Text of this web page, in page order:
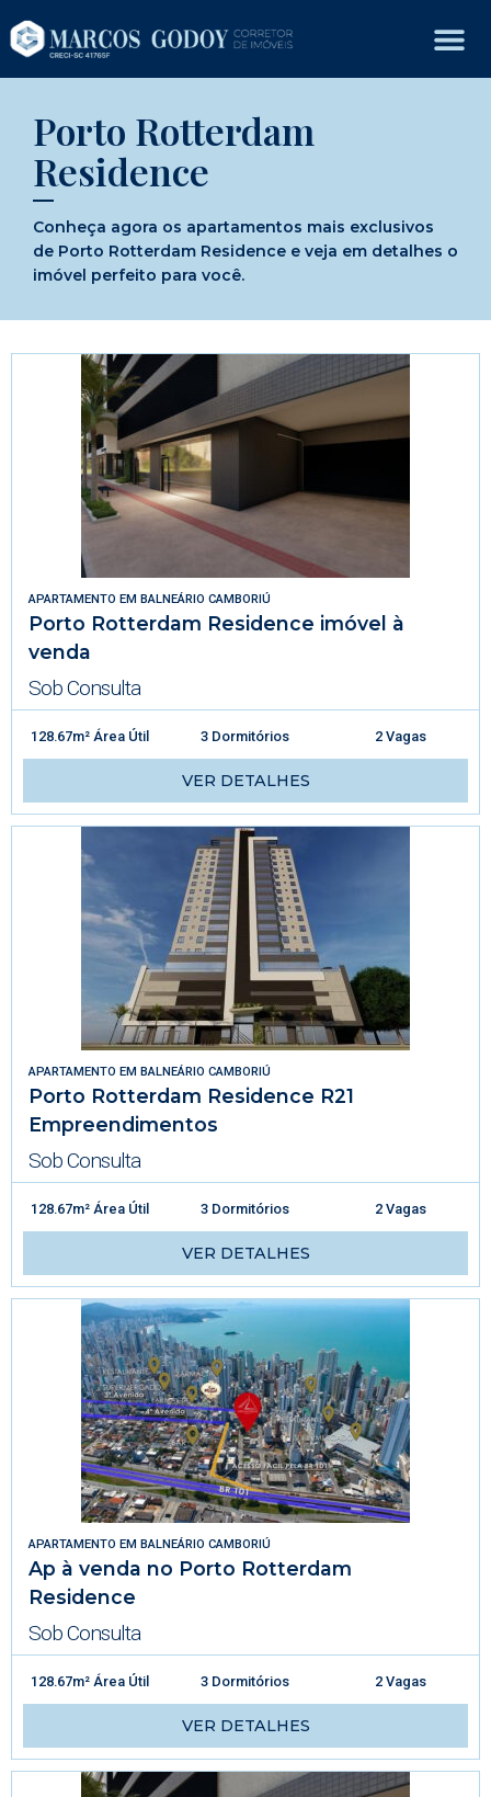
Porto Rotterdam
Residence
Conheça agora os apartamentos mais exclusivos
de Porto Rotterdam Residence e veja em detalhes o
imóvel perfeito para você.
APARTAMENTO EM BALNEÁRIO CAMBORIÚ
Porto Rotterdam Residence imóvel à
venda
Sob Consulta
128.67m² Área Útil 3 Dormitórios 2 Vagas
VER DETALHES
APARTAMENTO EM BALNEÁRIO CAMBORIÚ
Porto Rotterdam Residence R21
Empreendimentos
Sob Consulta
128.67m² Área Útil 3 Dormitórios 2 Vagas
VER DETALHES
APARTAMENTO EM BALNEÁRIO CAMBORIÚ
Ap à venda no Porto Rotterdam
Residence
Sob Consulta
128.67m² Área Útil 3 Dormitórios 2 Vagas
VER DETALHES